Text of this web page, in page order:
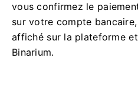
vous confirmez le
sur votre compte
affiché sur la plateforme
Binarium.